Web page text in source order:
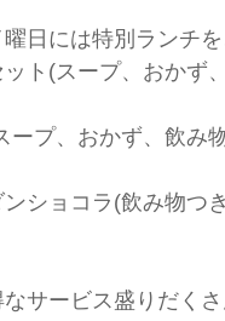
日には特別ランチ
ット(スープ、おかず
ープ、おかず、飲み
ンショコラ(飲み物つ
サービス盛りだくさ